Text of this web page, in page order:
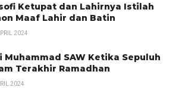
Ketupat dan Lahirnya Istilah
Maaf Lahir dan Batin
2024
Muhammad SAW Ketika Sepuluh
Terakhir Ramadhan
2024